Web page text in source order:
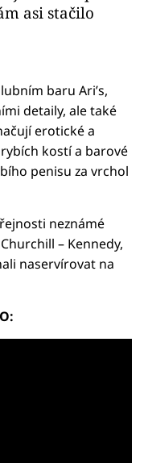
asi stačilo
baru Ari’s,
detaily, ale také
erotické a
kostí a barové
penisu za vrchol
neznámé
– Kennedy,
naservírovat na